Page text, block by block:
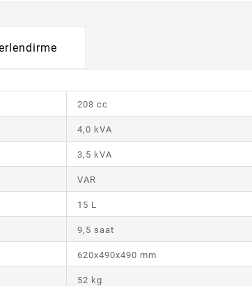
208 cc
4,0 kVA
3,5 kVA
VAR
15 L
9,5 saat
620x490x490 mm
52 kg